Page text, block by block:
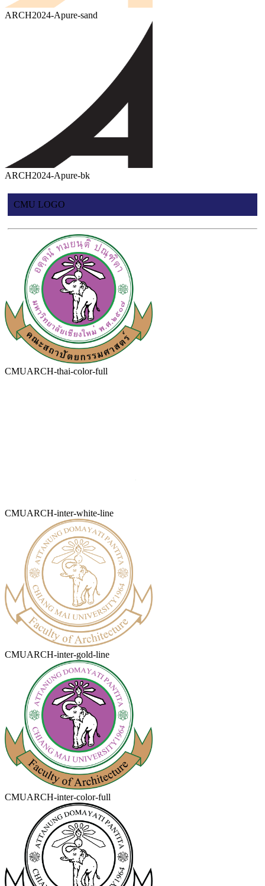
ARCH2024-Apure-sand
ARCH2024-Apure-bk
CMU LOGO
CMUARCH-thai-color-full
CMUARCH-inter-white-line
CMUARCH-inter-gold-line
CMUARCH-inter-color-full